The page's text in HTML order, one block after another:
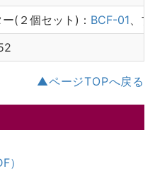
(２個セット)： BCF-01、
▲ページTOPへ戻る
）